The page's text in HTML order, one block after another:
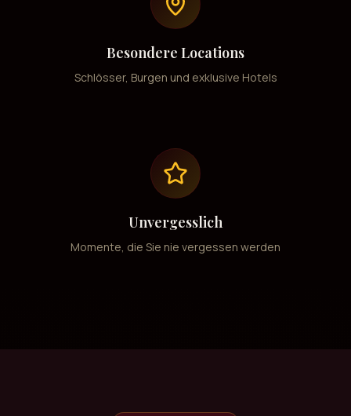
Besondere Locations
Schlösser, Burgen und exklusive Hotels
Unvergesslich
Momente, die Sie nie vergessen werden